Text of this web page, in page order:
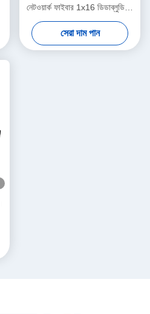
নেটওয়ার্ক ফাইবার 1x16 ডিডাব্লুডিএম
ম্যাক্স ডেমাক্স
সেরা দাম পান